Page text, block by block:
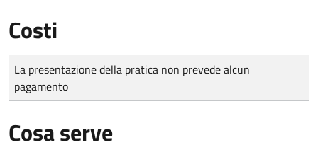
Costi
Tipo di pagamento
Importo
La presentazione della pratica non prevede alcun
pagamento
Cosa serve